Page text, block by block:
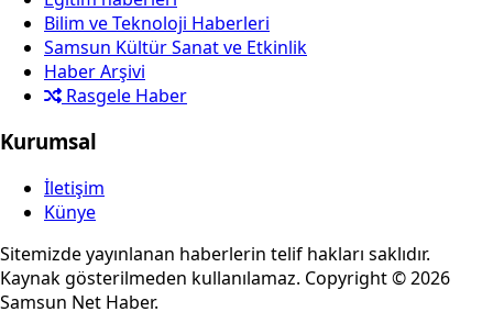
Bilim ve Teknoloji Haberleri
Samsun Kültür Sanat ve Etkinlik
Haber Arşivi
Rasgele Haber
Kurumsal
İletişim
Künye
Sitemizde yayınlanan haberlerin telif hakları saklıdır.
Kaynak gösterilmeden kullanılamaz. Copyright © 2026
Samsun Net Haber.